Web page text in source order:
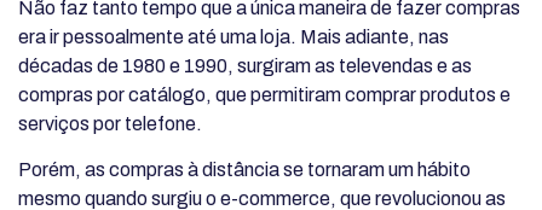
Não faz tanto tempo que a única maneira de fazer compras
era ir pessoalmente até uma loja. Mais adiante, nas
décadas de 1980 e 1990, surgiram as televendas e as
compras por catálogo, que permitiram comprar produtos e
serviços por telefone.
Porém, as compras à distância se tornaram um hábito
mesmo quando surgiu o e-commerce, que revolucionou as